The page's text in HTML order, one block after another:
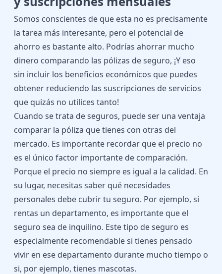
Somos conscientes de que esta no es precisamente
la tarea más interesante, pero el potencial de
ahorro es bastante alto. Podrías ahorrar mucho
dinero comparando las pólizas de seguro, ¡Y eso
sin incluir los beneficios económicos que puedes
obtener reduciendo las suscripciones de servicios
que quizás no utilices tanto!
Cuando se trata de seguros, puede ser una ventaja
comparar la póliza que tienes con otras del
mercado. Es importante recordar que el precio no
es el único factor importante de comparación.
Porque el precio no siempre es igual a la calidad. En
su lugar, necesitas saber qué necesidades
personales debe cubrir tu seguro. Por ejemplo, si
rentas un departamento, es importante que el
seguro sea de inquilino. Este tipo de seguro es
especialmente recomendable si tienes pensado
vivir en ese departamento durante mucho tiempo o
si, por ejemplo, tienes mascotas.